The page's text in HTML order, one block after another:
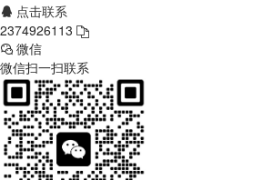
点击联系
2374926113
微信
微信扫一扫联系